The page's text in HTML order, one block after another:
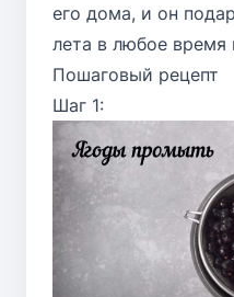
его дома, и он
лета в любое время
Пошаговый рецепт
Шаг 1: